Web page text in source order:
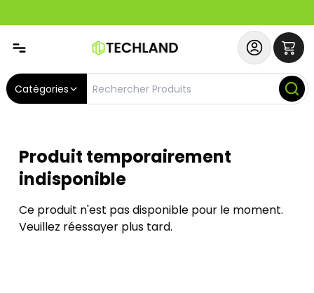
Catégories
Produit temporairement
indisponible
Ce produit n'est pas disponible pour le moment.
Veuillez réessayer plus tard.